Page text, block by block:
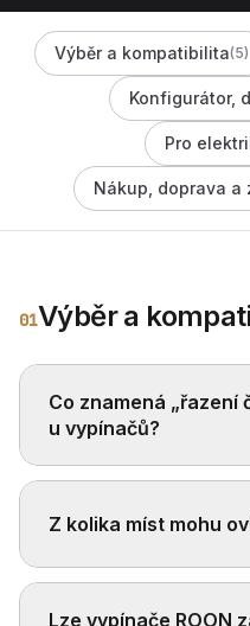
Výběr a kompatibilita(5)
Konfigurátor,
Pro
Nákup, doprava a
01Výběr a
Co znamená „řazení
u vypínačů?
Z kolika míst mohu
Lze vypínače ROON